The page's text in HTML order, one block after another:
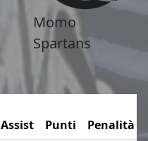
Momo
Spartans
Assist Punti Penalità